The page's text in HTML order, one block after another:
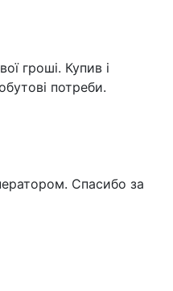
гроші. Купив і
потреби.
Спасибо за